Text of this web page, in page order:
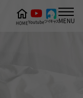
HOMEYoutubeツイキャスMENU